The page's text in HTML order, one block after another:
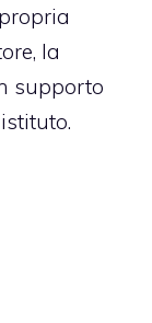
la
supporto